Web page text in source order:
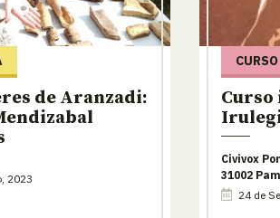
de Aranzadi:
2023
CURSO
Civivox
31002
24 de